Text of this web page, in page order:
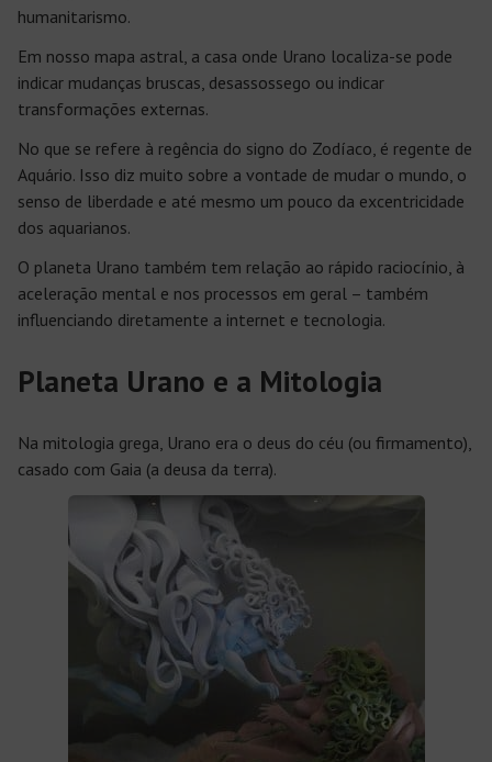
humanitarismo.
Em nosso mapa astral, a casa onde Urano localiza-se pode
indicar mudanças bruscas, desassossego ou indicar
transformações externas.
No que se refere à regência do signo do Zodíaco, é regente de
Aquário. Isso diz muito sobre a vontade de mudar o mundo, o
senso de liberdade e até mesmo um pouco da excentricidade
dos aquarianos.
O planeta Urano também tem relação ao rápido raciocínio, à
aceleração mental e nos processos em geral – também
influenciando diretamente a internet e tecnologia.
Planeta Urano e a Mitologia
Na mitologia grega, Urano era o deus do céu (ou firmamento),
casado com Gaia (a deusa da terra).